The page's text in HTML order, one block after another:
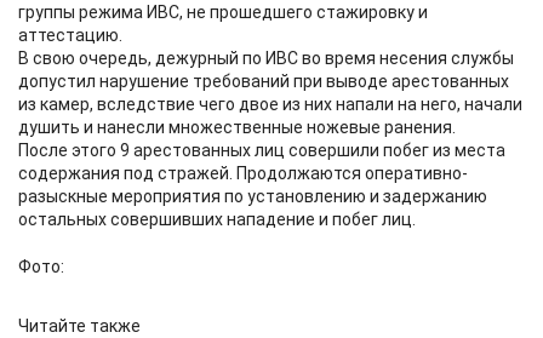
группы режима ИВС, не прошедшего стажировку и
аттестацию.
В свою очередь, дежурный по ИВС во время несения службы
допустил нарушение требований при выводе арестованных
из камер, вследствие чего двое из них напали на него, начали
душить и нанесли множественные ножевые ранения.
После этого 9 арестованных лиц совершили побег из места
содержания под стражей. Продолжаются оперативно-
разыскные мероприятия по установлению и задержанию
остальных совершивших нападение и побег лиц.
Фото:
Читайте также